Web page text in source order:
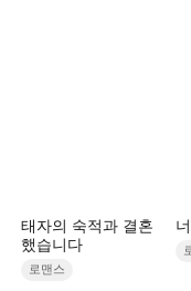
태자의 숙적과 결혼
했습니다
로맨스